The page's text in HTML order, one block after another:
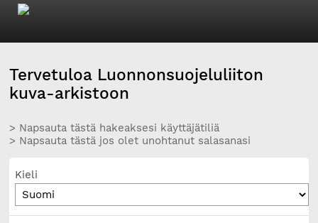
Tervetuloa Luonnonsuojeluliiton
kuva-arkistoon
> Napsauta tästä hakeaksesi käyttäjätiliä
> Napsauta tästä jos olet unohtanut salasanasi
Kieli